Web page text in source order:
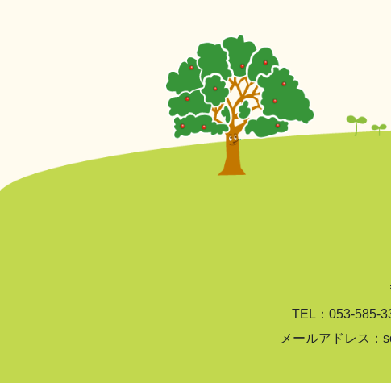
TEL：053-585-
メールアドレス：